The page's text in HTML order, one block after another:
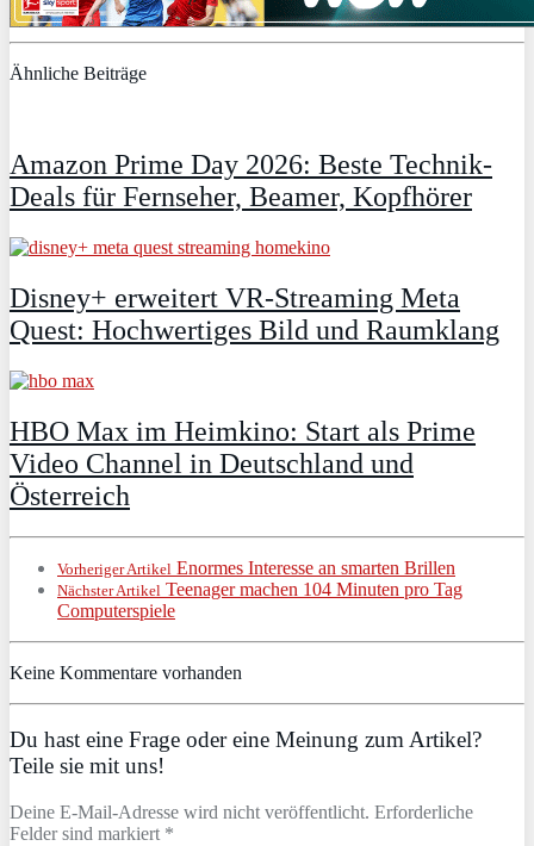
Ähnliche Beiträge
Amazon Prime Day 2026: Beste Technik-
Deals für Fernseher, Beamer, Kopfhörer
Disney+ erweitert VR‑Streaming Meta
Quest: Hochwertiges Bild und Raumklang
HBO Max im Heimkino: Start als Prime
Video Channel in Deutschland und
Österreich
Vorheriger Artikel Enormes Interesse an smarten Brillen
Nächster Artikel Teenager machen 104 Minuten pro Tag
Computerspiele
Keine Kommentare vorhanden
Du hast eine Frage oder eine Meinung zum Artikel?
Teile sie mit uns!
Deine E-Mail-Adresse wird nicht veröffentlicht. Erforderliche
Felder sind markiert *